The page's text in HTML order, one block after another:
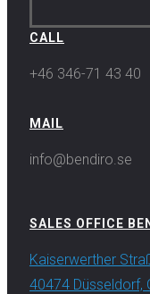
CALL
+46 346-71 43 40
MAIL
info@bendiro.se
SALES OFFICE
Kaiserwerther
40474 Düsseldorf,